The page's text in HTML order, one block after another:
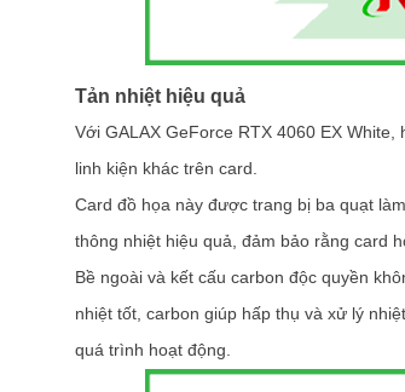
Tản nhiệt hiệu quả
Với GALAX GeForce RTX 4060 EX
linh kiện khác trên card.
Card đồ họa này được trang bị ba quạt
thông nhiệt hiệu quả, đảm bảo rằng card
Bề ngoài và kết cấu carbon độc quyền
nhiệt tốt, carbon giúp hấp thụ và xử lý
quá trình hoạt động.